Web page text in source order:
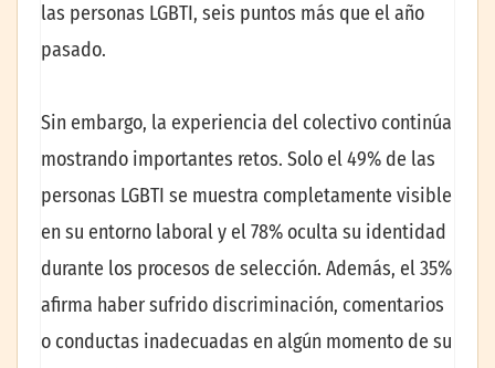
las personas LGBTI, seis puntos más que el año
pasado.
Sin embargo, la experiencia del colectivo continúa
mostrando importantes retos. Solo el 49% de las
personas LGBTI se muestra completamente visible
en su entorno laboral y el 78% oculta su identidad
durante los procesos de selección. Además, el 35%
afirma haber sufrido discriminación, comentarios
o conductas inadecuadas en algún momento de su